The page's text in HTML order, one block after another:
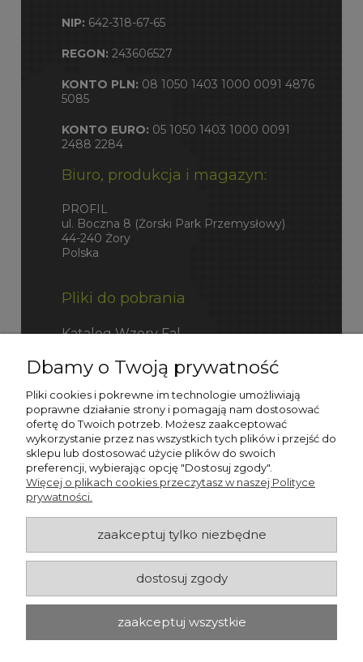
NIP: 642-318-67-65
REGON: 243606527
KONTO PLN: 08 1050 1403 1000 0091 4876
5085
KONTO EURO: 05 1050 1403 1000 0091
2488 2284
Biuro, produkcja i magazyn:
PROFIL
ul. Boczna 8 (Żorski Park Przemysłowy)
44-240 Żory
Polska
Pliki do pobrania
Katalog Wzory Fal
Katalog Fefco
Dbamy o Twoją prywatność
Pliki cookies i pokrewne im technologie umożliwiają
poprawne działanie strony i pomagają nam dostosować
ofertę do Twoich potrzeb. Możesz zaakceptować
wykorzystanie przez nas wszystkich tych plików i przejść do
sklepu lub dostosować użycie plików do swoich
preferencji, wybierając opcję "Dostosuj zgody".
Więcej o plikach cookies przeczytasz w naszej Polityce
prywatności.
zaakceptuj tylko niezbędne
dostosuj zgody
zaakceptuj wszystkie